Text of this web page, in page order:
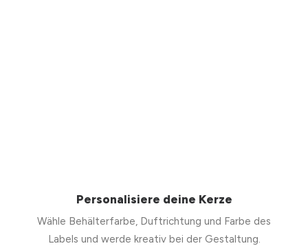
Personalisiere deine Kerze
Wähle Behälterfarbe, Duftrichtung und Farbe des
Labels und werde kreativ bei der Gestaltung.